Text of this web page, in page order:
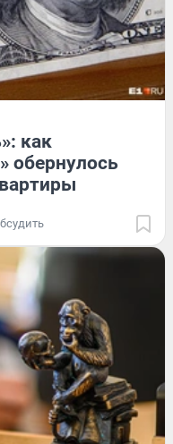
как
обернулось